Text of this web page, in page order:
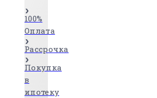
100%
Оплата
Рассрочка
Покупка
в
ипотеку